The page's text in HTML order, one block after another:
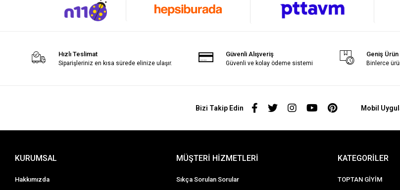
Hızlı Teslimat
Siparişleriniz en kısa sürede elinize ulaşır.
Güvenli Alışveriş
Güvenli ve kolay ödeme sistemi
Geniş
Binlerce
Bizi Takip Edin Mobil
KURUMSAL
Hakkımızda
MÜŞTERİ HİZMETLERİ
Sıkça Sorulan Sorular
KATEGORİLER
TOPTAN GİYİM